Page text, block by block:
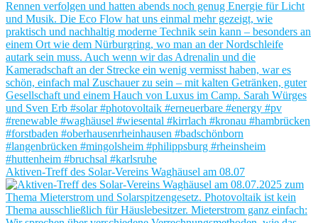
Aktiven-Treff des Solar-Vereins Waghäusel am 08.07